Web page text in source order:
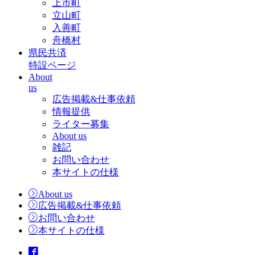
上市町
立山町
入善町
舟橋村
県民共済
特設ページ
About
us
広告掲載&仕事依頼
情報提供
ライター募集
About us
雑記
お問い合わせ
本サイトの仕様
About us
広告掲載&仕事依頼
お問い合わせ
本サイトの仕様